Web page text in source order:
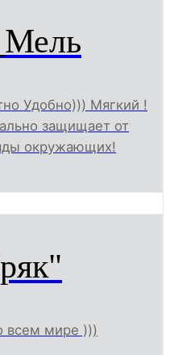
Удобно))) Мягкий !
защищает от
окружающих!
мире )))